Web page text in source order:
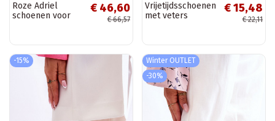
Roze Adriel
schoenen voor
€ 46,60
€ 66,57
Vrijetijdsschoenen
met veters
€ 15,48
€ 22,11
-15%
Winter OUTLET
-30%